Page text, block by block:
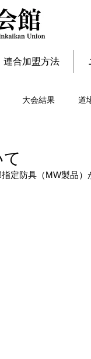
連合加盟方法
大会結果 道
定防具（MW製品